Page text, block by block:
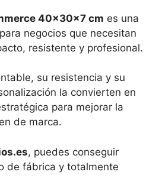
40x30x7 cm es una
negocios que necesitan
resistente y profesional.
su resistencia y su
la convierten en
para mejorar la
de marca.
, puedes conseguir
de fábrica y totalmente